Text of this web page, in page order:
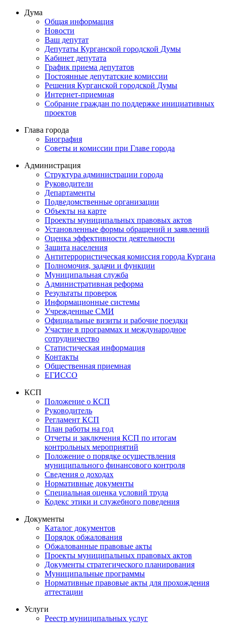
Дума
Общая информация
Новости
Ваш депутат
Депутаты Курганской городской Думы
Кабинет депутата
График приема депутатов
Постоянные депутатские комиссии
Решения Курганской городской Думы
Интернет-приемная
Собрание граждан по поддержке инициативных
проектов
Глава города
Биография
Советы и комиссии при Главе города
Администрация
Структура администрации города
Руководители
Департаменты
Подведомственные организации
Объекты на карте
Проекты муниципальных правовых актов
Установленные формы обращений и заявлений
Оценка эффективности деятельности
Защита населения
Антитеррористическая комиссия города Кургана
Полномочия, задачи и функции
Муниципальная служба
Административная реформа
Результаты проверок
Информационные системы
Учрежденные СМИ
Официальные визиты и рабочие поездки
Участие в программах и международное
сотрудничество
Статистическая информация
Контакты
Общественная приемная
ЕГИССО
КСП
Положение о КСП
Руководитель
Регламент КСП
План работы на год
Отчеты и заключения КСП по итогам
контрольных мероприятий
Положение о порядке осуществления
муниципального финансового контроля
Сведения о доходах
Нормативные документы
Специальная оценка условий труда
Кодекс этики и служебного поведения
Документы
Каталог документов
Порядок обжалования
Обжалованные правовые акты
Проекты муниципальных правовых актов
Документы стратегического планирования
Муниципальные программы
Нормативные правовые акты для прохождения
аттестации
Услуги
Реестр муниципальных услуг